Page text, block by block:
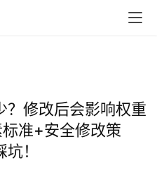
？修改后会影响权重
准+安全修改策
！